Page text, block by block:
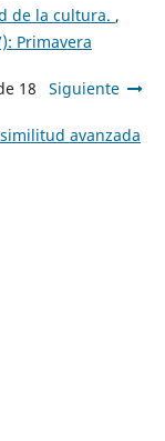
de la cultura. ,
Primavera
18 Siguiente
avanzada